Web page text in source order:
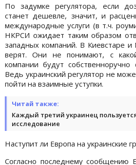
По задумке регулятора, если
станет дешевле, значит, и
международные услуги (в т.ч.
НКРСИ ожидает таким образом
западных компаний. В Киевстаре
верят. Они не понимают, с
компании будут
Ведь украинский регулятор не
пойти на взаимные уступки.
Читай также:
Каждый третий украинец
исследование
Наступит ли Европа на украинские
Согласно последнему сообщению